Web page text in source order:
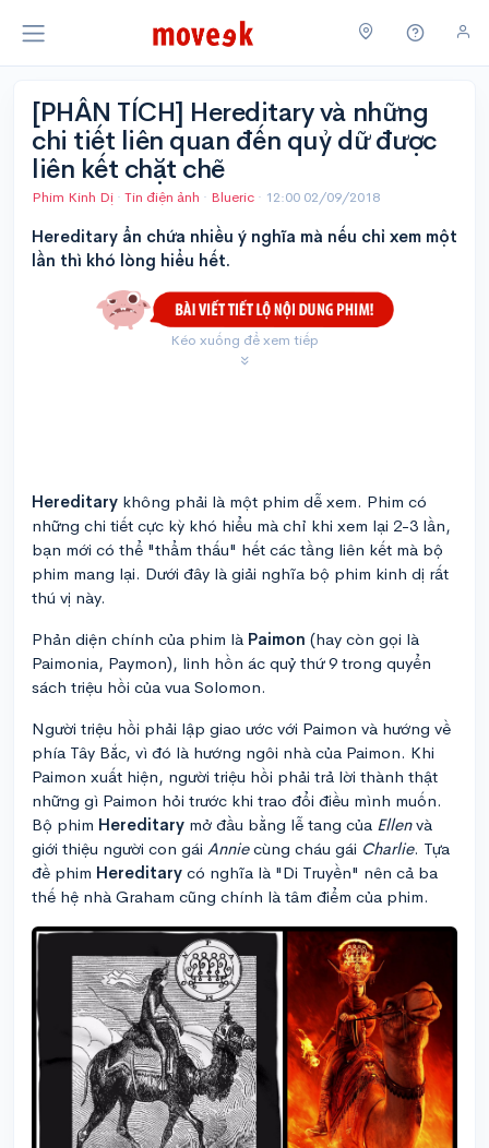
[PHÂN TÍCH] Hereditary và những
chi tiết liên quan đến quỷ dữ được
liên kết chặt chẽ
Phim Kinh Dị · Tin điện ảnh · Blueric · 12:00 02/09/2018
Hereditary ẩn chứa nhiều ý nghĩa mà nếu chỉ xem một
lần thì khó lòng hiểu hết.
Kéo xuống để xem tiếp
Hereditary không phải là một phim dễ xem. Phim có
những chi tiết cực kỳ khó hiểu mà chỉ khi xem lại 2-3 lần,
bạn mới có thể "thẩm thấu" hết các tầng liên kết mà bộ
phim mang lại. Dưới đây là giải nghĩa bộ phim kinh dị rất
thú vị này.
Phản diện chính của phim là Paimon (hay còn gọi là
Paimonia, Paymon), linh hồn ác quỷ thứ 9 trong quyển
sách triệu hồi của vua Solomon.
Người triệu hồi phải lập giao ước với Paimon và hướng về
phía Tây Bắc, vì đó là hướng ngôi nhà của Paimon. Khi
Paimon xuất hiện, người triệu hồi phải trả lời thành thật
những gì Paimon hỏi trước khi trao đổi điều mình muốn.
Bộ phim Hereditary mở đầu bằng lễ tang của Ellenvà
giới thiệu người con gái Anniecùng cháu gái Charlie. Tựa
đề phim Hereditary có nghĩa là "Di Truyền" nên cả ba
thế hệ nhà Graham cũng chính là tâm điểm của phim.